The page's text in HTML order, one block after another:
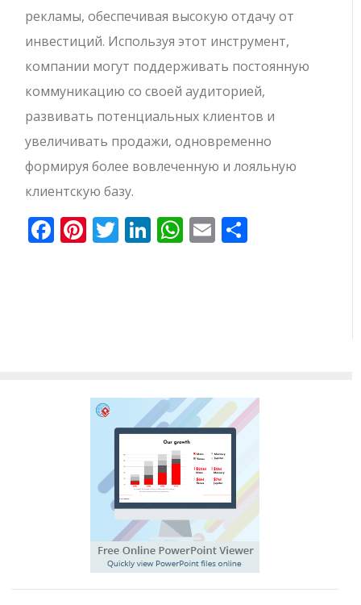
рекламы, обеспечивая высокую отдачу от
инвестиций. Используя этот инструмент,
компании могут поддерживать постоянную
коммуникацию со своей аудиторией,
развивать потенциальных клиентов и
увеличивать продажи, одновременно
формируя более вовлеченную и лояльную
клиентскую базу.
Facebook
Pinterest
Twitter
LinkedIn
WhatsApp
Email